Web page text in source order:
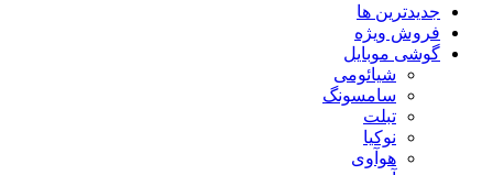
جدیدترین ها
فروش ویژه
گوشی موبایل
شیائومی
سامسونگ
تبلت
نوکیا
هوآوی